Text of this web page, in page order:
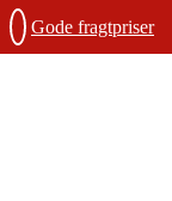
Gode fragtpriser